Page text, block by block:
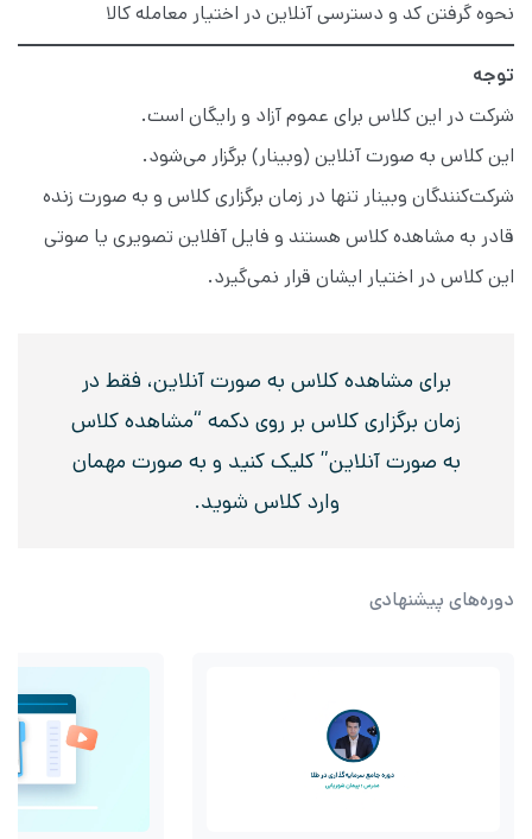
نحوه گرفتن کد و دسترسی آنلاین در اختیار معامله کالا
توجه
شرکت در این کلاس برای عموم آزاد و رایگان است.
این کلاس به صورت آنلاین (وبینار) برگزار می‌شود.
شرکت‌کنندگان وبینار تنها در زمان برگزاری کلاس و به صورت زنده
قادر به مشاهده کلاس هستند و فایل آفلاین تصویری یا صوتی
این کلاس در اختیار ایشان قرار نمی‌گیرد.
برای مشاهده کلاس به صورت آنلاین، فقط در
زمان برگزاری کلاس بر روی دکمه “مشاهده کلاس
به صورت آنلاین” کلیک کنید و به صورت مهمان
وارد کلاس شوید.
دوره‌های پیشنهادی